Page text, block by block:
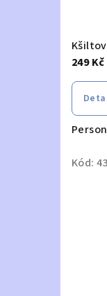
249 Kč
je
z
Kód: